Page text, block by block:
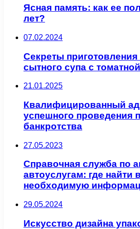
Ясная память: как ее
лет?
07.02.2024
Секреты приготовления
сытного супа с
21.01.2025
Квалифицированный
успешного проведения
банкротства
27.05.2023
Справочная служба по
автоуслугам: где найти
необходимую
29.05.2024
Искусство дизайна